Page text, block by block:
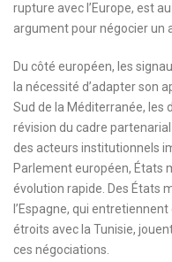
rupture avec l’Europe, est
argument pour négocier un
Du côté européen, les
la nécessité d’adapter son
Sud de la Méditerranée, les
révision du cadre
des acteurs institutionnels
Parlement européen, États
évolution rapide. Des États
l’Espagne, qui
étroits avec la Tunisie,
ces négociations.